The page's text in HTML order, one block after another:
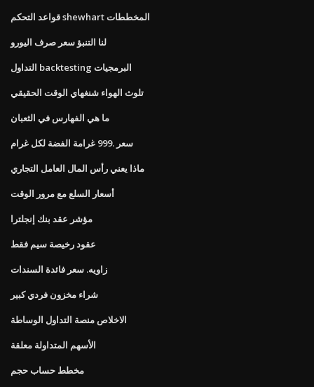
قواعد التحكم shewhart المخططات
لنا التنبؤ سعر صرف اليورو
التداول backtesting البرمجيات
تلوث الهواء شنغهاي الوقت الحقيقي
ما هي الفهارس في الثعبان
سعر .999 غرامة الفضة لكل غرام
ماذا يعني رأس المال العامل التجاري
أسعار السلع مع مرور الوقت
مؤشر عقد بنك إنجلترا
عقود رخيصة سيم فقط
زاويه. سعر فائدة السندات
شراء مخزون فردي كبير
الاخلاص منصة التداول الوساطة
الأسهم المتداولة معلقة
مخطط حساب حجم